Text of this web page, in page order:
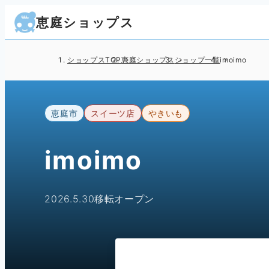
恵庭ショップス
ショップスTOP恵庭ショップス ショップ一覧imoimo
恵庭市 スイーツ店 やきいも
imoimo
2026.5.30移転オープン